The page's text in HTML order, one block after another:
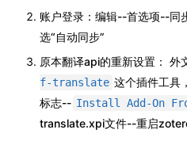
账户登录：编辑--首选项--
选“自动同步”
原本翻译api的重新设置： 外
f-translate 这个插件工具
标志-- Install Add-On
translate.xpi文件--重启